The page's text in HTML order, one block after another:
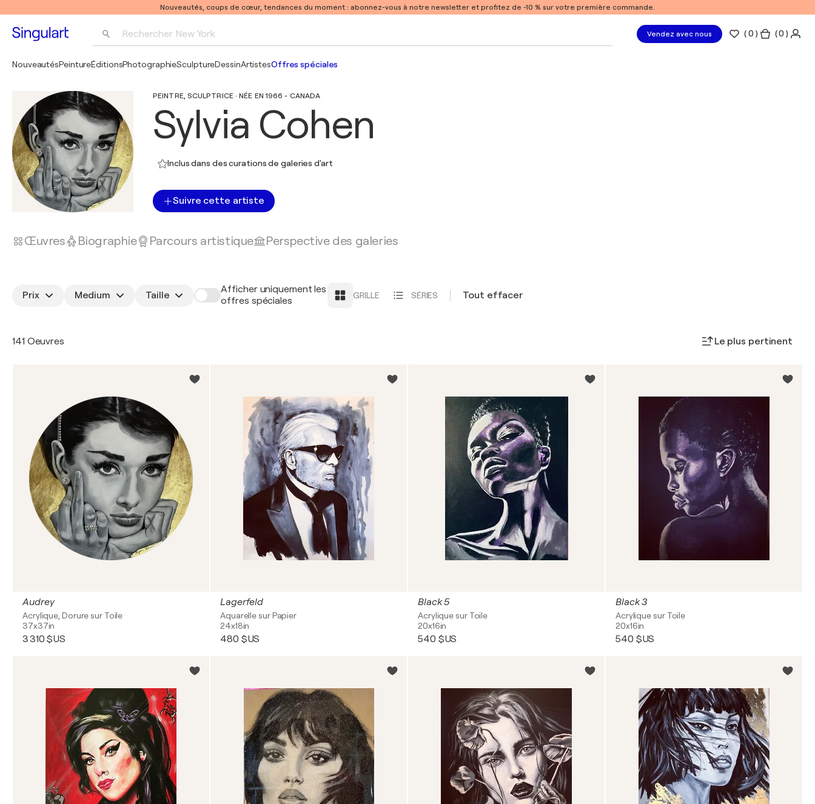
Nouveautés, coups de cœur, tendances du moment : abonnez-vous à notre newsletter et profitez de -10 % sur votre première commande.
Rechercher New York Vendez avec nous (0 ) ( 0 )
NouveautésPeintureÉditionsPhotographieSculptureDessinArtistesOffres spéciales
PEINTRE, SCULPTRICE · NÉE EN 1966 - CANADA
Sylvia Cohen
Inclus dans des curations de galeries d'art
Suivre cette artiste
Œuvres Biographie Parcours artistique Perspective des galeries
Prix Medium Taille
Afficher uniquement les
offres spéciales
GRILLE SÉRIES Tout effacer
141 Oeuvres Le plus pertinent
Audrey
Acrylique, Dorure sur Toile
37x37in
3 310 $US
Lagerfeld
Aquarelle sur Papier
24x18in
480 $US
Black 5
Acrylique sur Toile
20x16in
540 $US
Black 3
Acrylique sur Toile
20x16in
540 $US